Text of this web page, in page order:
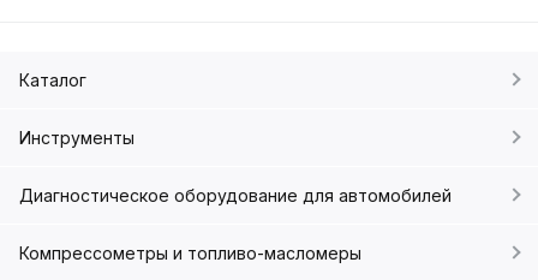
Каталог
Инструменты
Диагностическое оборудование для автомобилей
Компрессометры и топливо-масломеры